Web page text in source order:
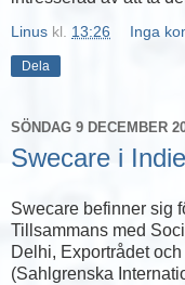
Linus kl. 13:26 Inga
Dela
SÖNDAG 9 DECEMBER
Swecare i
Swecare befinner sig
Tillsammans med
Delhi, Exportrådet
(Sahlgrenska